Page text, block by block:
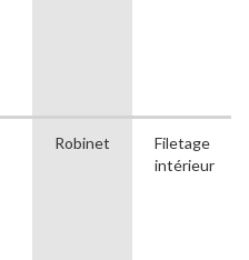
Robinet
Filetage
intérieur